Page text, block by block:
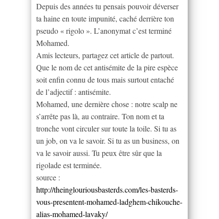
Depuis des années tu pensais pouvoir déverser
ta haine en toute impunité, caché derrière ton
pseudo « rigolo ». L’anonymat c’est terminé
Mohamed.
Amis lecteurs, partagez cet article de partout.
Que le nom de cet antisémite de la pire espèce
soit enfin connu de tous mais surtout entaché
de l’adjectif : antisémite.
Mohamed, une dernière chose : notre scalp ne
s’arrête pas là, au contraire. Ton nom et ta
tronche vont circuler sur toute la toile. Si tu as
un job, on va le savoir. Si tu as un business, on
va le savoir aussi. Tu peux être sûr que la
rigolade est terminée.
source :
http://theinglouriousbasterds.com/les-basterds-
vous-presentent-mohamed-ladghem-chikouche-
alias-mohamed-lavaky/